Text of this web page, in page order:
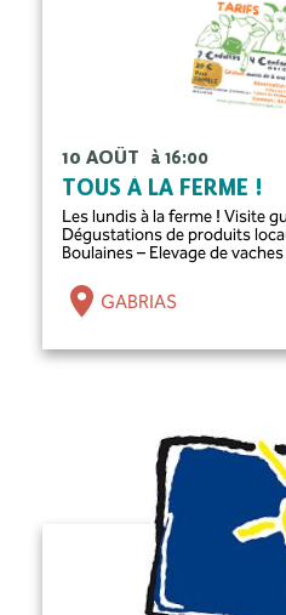
10 AOÛT à 16:00
TOUS À LA FERME !
Les lundis à la ferme ! Visite
Dégustations de produits
Boulaines – Elevage de
GABRIAS